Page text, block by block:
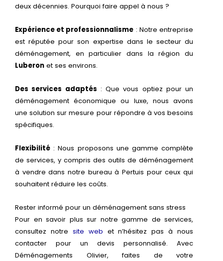
deux décennies. Pourquoi faire appel à nous ?
Expérience et professionnalisme : Notre entreprise
est réputée pour son expertise dans le secteur du
déménagement, en particulier dans la région du
Luberon et ses environs.
Des services adaptés : Que vous optiez pour un
déménagement économique ou luxe, nous avons
une solution sur mesure pour répondre à vos besoins
spécifiques.
Flexibilité : Nous proposons une gamme complète
de services, y compris des outils de déménagement
à vendre dans notre bureau à Pertuis pour ceux qui
souhaitent réduire les coûts.
Rester informé pour un déménagement sans stress
Pour en savoir plus sur notre gamme de services,
consultez notre site web et n’hésitez pas à nous
contacter pour un devis personnalisé. Avec
Déménagements Olivier, faites de votre